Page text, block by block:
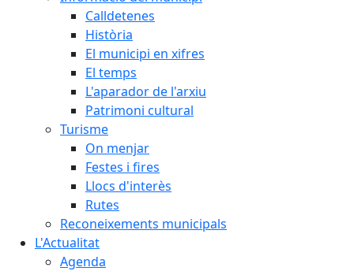
Calldetenes
Història
El municipi en xifres
El temps
L'aparador de l'arxiu
Patrimoni cultural
Turisme
On menjar
Festes i fires
Llocs d'interès
Rutes
Reconeixements municipals
L'Actualitat
Agenda